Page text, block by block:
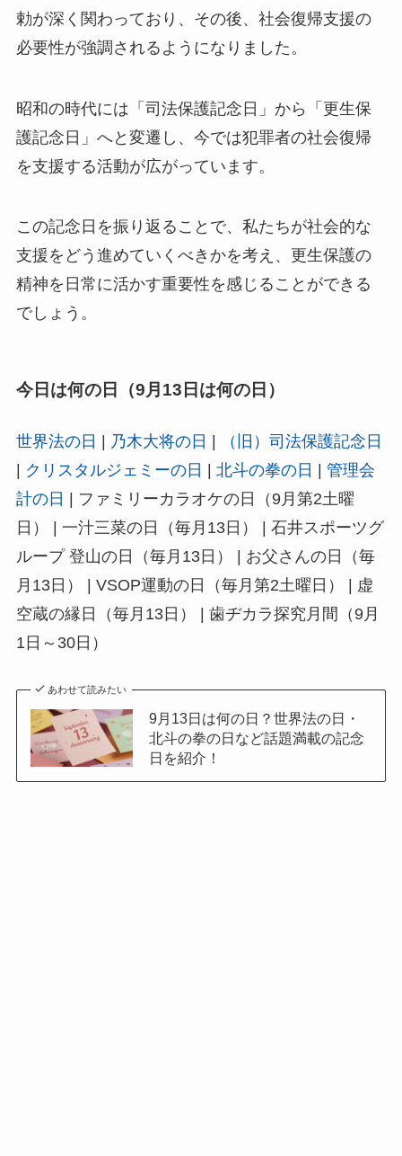
勅が深く関わっており、その後、社会復帰支援の
必要性が強調されるようになりました。
昭和の時代には「司法保護記念日」から「更生保
護記念日」へと変遷し、今では犯罪者の社会復帰
を支援する活動が広がっています。
この記念日を振り返ることで、私たちが社会的な
支援をどう進めていくべきかを考え、更生保護の
精神を日常に活かす重要性を感じることができる
でしょう。
今日は何の日（9月13日は何の日）
世界法の日 乃木大将の日
（旧）司法保護記念日
クリスタルジェミーの日 北斗の拳の日
管理会
計の日
| ファミリーカラオケの日（9月第2土曜
日） | 一汁三菜の日（毎月13日） | 石井スポーツグ
ループ 登山の日（毎月13日） | お父さんの日（毎
月13日） | VSOP運動の日（毎月第2土曜日） | 虚
空蔵の縁日（毎月13日） | 歯ヂカラ探究月間（9月
1日～30日）
あわせて読みたい
9月13日は何の日？世界法の日・
北斗の拳の日など話題満載の記念
日を紹介！